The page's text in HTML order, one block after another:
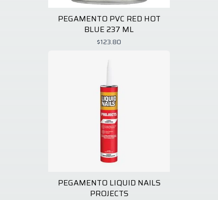
PEGAMENTO PVC RED HOT
BLUE 237 ML
$123.80
PEGAMENTO LIQUID NAILS
PROJECTS